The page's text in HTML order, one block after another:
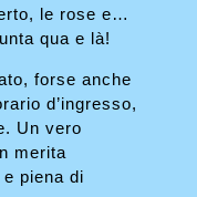
le rose e…
qua e là!
forse anche
d’ingresso,
Un vero
merita
piena di